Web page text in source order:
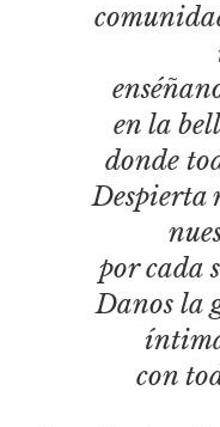
en la
donde
Despierta
por cada
Danos la
con